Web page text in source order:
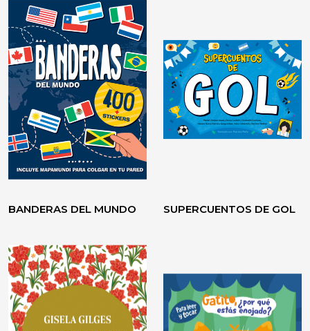
GIMNASIA MENTAL:
JUEGOS DE LÓGICA
DIDÁCTICAS
BANDERAS DEL MUNDO SUPERCUENTOS DE GOL